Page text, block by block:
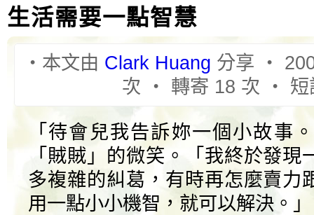
生活需要一點智慧
‧本文由 Clark Huang 分享 ‧
次 ‧ 轉寄 18 次 ‧
「待會兒我告訴妳一個小故事
「賊賊」的微笑。「我終於發
多複雜的糾葛，有時再怎麼賣力
用一點小小機智，就可以解決。」